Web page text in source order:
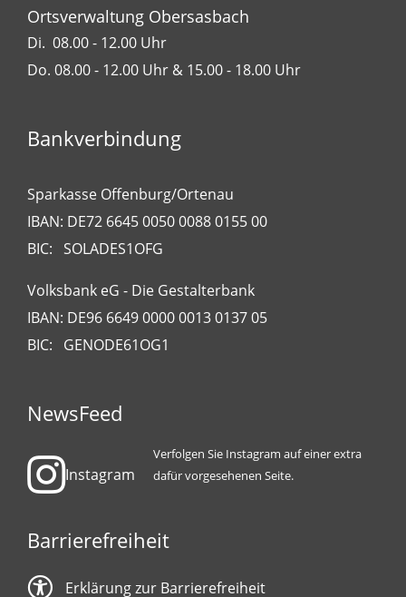
Ortsverwaltung Obersasbach
Di. 08.00 - 12.00 Uhr
Do. 08.00 - 12.00 Uhr & 15.00 - 18.00 Uhr
Bankverbindung
Sparkasse Offenburg/Ortenau
IBAN: DE72 6645 0050 0088 0155 00
BIC: SOLADES1OFG
Volksbank eG - Die Gestalterbank
IBAN: DE96 6649 0000 0013 0137 05
BIC: GENODE61OG1
NewsFeed
Instagram
Verfolgen Sie Instagram auf einer extra
dafür vorgesehenen Seite.
Barrierefreiheit
Erklärung zur Barrierefreiheit